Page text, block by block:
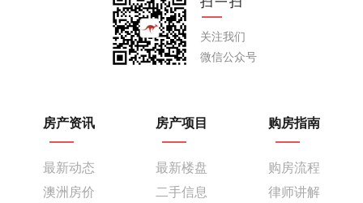
关注我们
微信公众号
房产资讯
最新动态
澳洲房价
房产项目
最新楼盘
二手信息
购房指南
购房流程
律师讲解